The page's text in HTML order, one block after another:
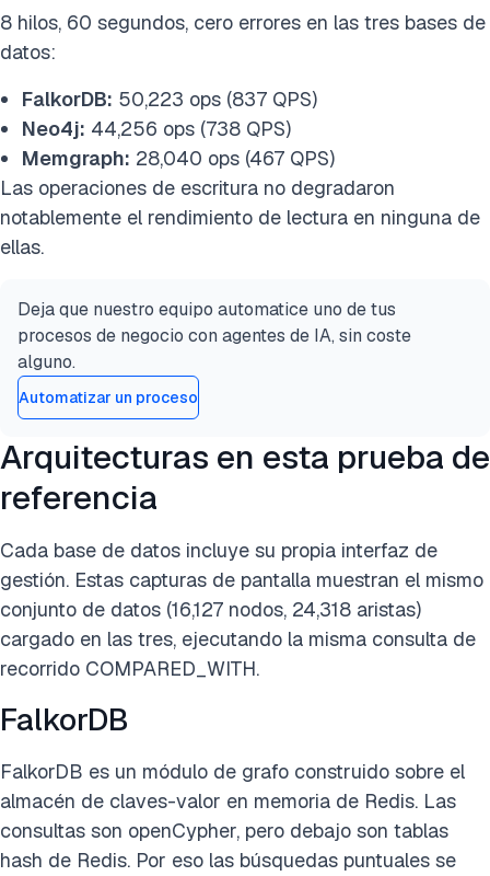
8 hilos, 60 segundos, cero errores en las tres bases de
datos:
FalkorDB: 50,223 ops (837 QPS)
Neo4j: 44,256 ops (738 QPS)
Memgraph: 28,040 ops (467 QPS)
Las operaciones de escritura no degradaron
notablemente el rendimiento de lectura en ninguna de
ellas.
Deja que nuestro equipo automatice uno de tus
procesos de negocio con agentes de IA, sin coste
alguno.
Automatizar un proceso
Arquitecturas en esta prueba de
referencia
Cada base de datos incluye su propia interfaz de
gestión. Estas capturas de pantalla muestran el mismo
conjunto de datos (16,127 nodos, 24,318 aristas)
cargado en las tres, ejecutando la misma consulta de
recorrido COMPARED_WITH.
FalkorDB
FalkorDB es un módulo de grafo construido sobre el
almacén de claves-valor en memoria de Redis. Las
consultas son openCypher, pero debajo son tablas
hash de Redis. Por eso las búsquedas puntuales se